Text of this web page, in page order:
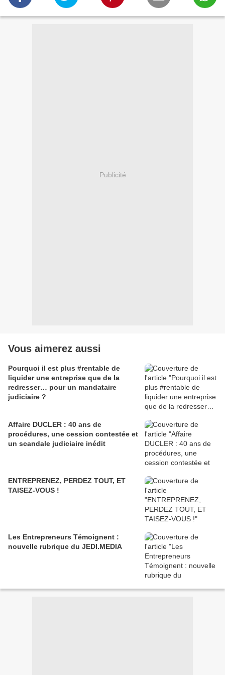
Publicité
Vous aimerez aussi
Pourquoi il est plus #rentable de
liquider une entreprise que de la
redresser… pour un mandataire
judiciaire ?
Affaire DUCLER : 40 ans de
procédures, une cession contestée et
un scandale judiciaire inédit
ENTREPRENEZ, PERDEZ TOUT, ET
TAISEZ-VOUS !
Les Entrepreneurs Témoignent :
nouvelle rubrique du JEDI.MEDIA